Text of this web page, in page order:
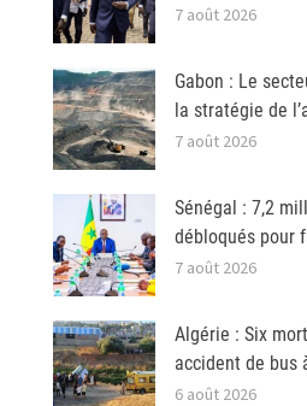
7 août 2026
Gabon : Le
la stratégie de
7 août 2026
Sénégal : 7,2
débloqués pour
7 août 2026
Algérie : Six
accident de bus
6 août 2026